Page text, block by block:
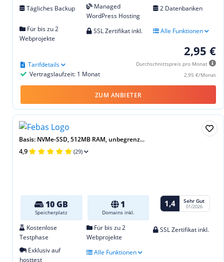
Tägliches Backup
Managed
WordPress Hosting
2 Datenbanken
Für bis zu 2
Webprojekte
SSL Zertifikat inkl. Alle Funktionen
2,95 €
Durchschnittspreis pro Monat
2,95 €/Monat
Vertragslaufzeit: 1 Monat
Tarifdetails
ZUM ANBIETER
Basis: NVMe-SSD, 512MB RAM, unbegrenz...
4,9 (29)
10 GB
Speicherplatz
1
Domains inkl.
1,4 Sehr Gut
01/2026
Kostenlose
Testphase
Für bis zu 2
Webprojekte
SSL Zertifikat inkl.
Exklusiv auf
hosttest
Alle Funktionen